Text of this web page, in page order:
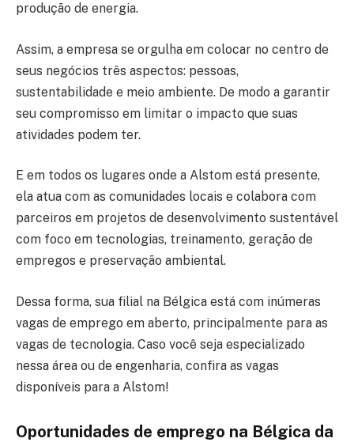
produção de energia.
Assim, a empresa se orgulha em colocar no centro de
seus negócios três aspectos: pessoas,
sustentabilidade e meio ambiente. De modo a garantir
seu compromisso em limitar o impacto que suas
atividades podem ter.
E em todos os lugares onde a Alstom está presente,
ela atua com as comunidades locais e colabora com
parceiros em projetos de desenvolvimento sustentável
com foco em tecnologias, treinamento, geração de
empregos e preservação ambiental.
Dessa forma, sua filial na Bélgica está com inúmeras
vagas de emprego em aberto, principalmente para as
vagas de tecnologia. Caso você seja especializado
nessa área ou de engenharia, confira as vagas
disponíveis para a Alstom!
Oportunidades de emprego na Bélgica da